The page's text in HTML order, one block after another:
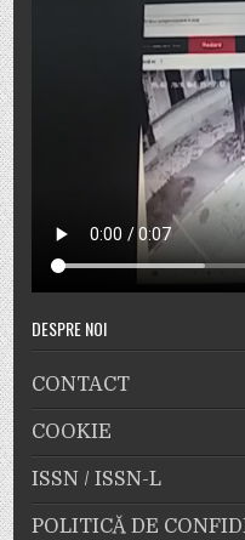
DESPRE NOI
CONTACT
COOKIE
ISSN / ISSN-L
POLITICĂ DE